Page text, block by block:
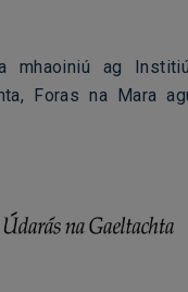
mhaoiniú ag
Foras na Mara